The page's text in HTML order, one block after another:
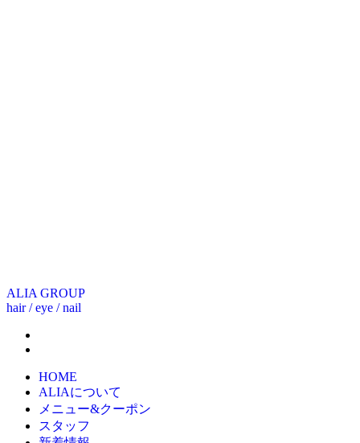
ALIA GROUP
hair / eye / nail
HOME
ALIAについて
メニュー&クーポン
スタッフ